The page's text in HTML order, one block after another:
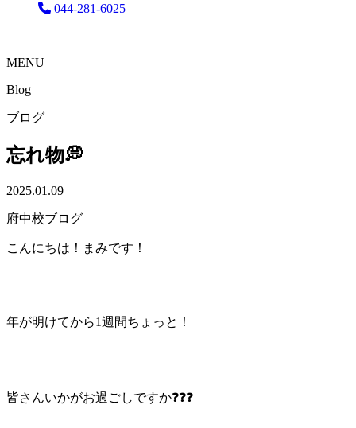
044-281-6025
MENU
Blog
ブログ
忘れ物💭
2025.01.09
府中校ブログ
こんにちは！まみです！
年が明けてから1週間ちょっと！
皆さんいかがお過ごしですか❓❓❓